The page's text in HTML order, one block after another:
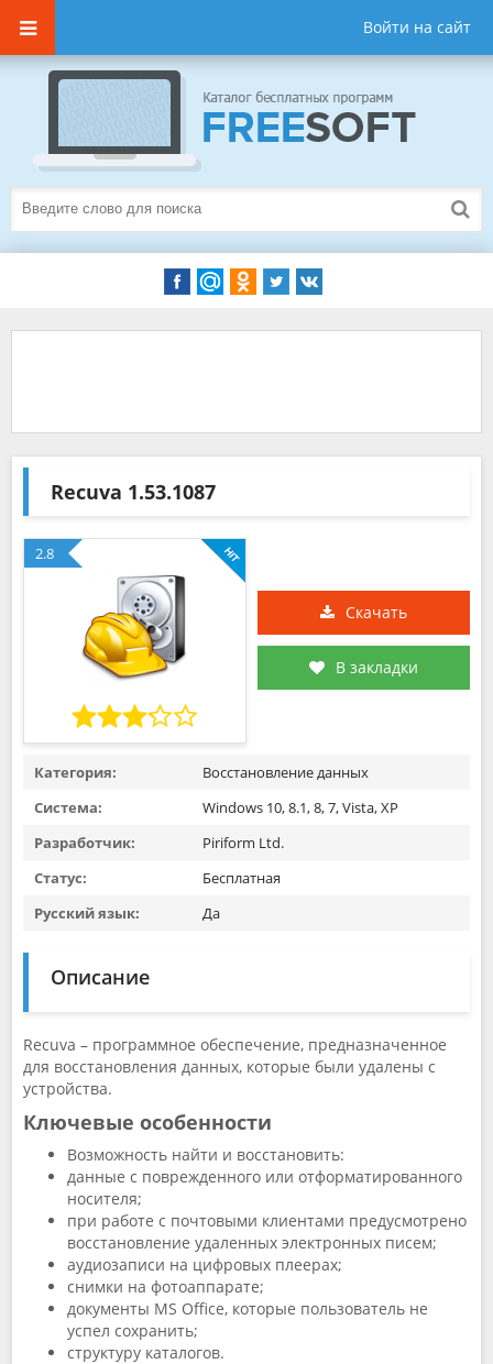
Войти на сайт
Recuva 1.53.1087
2.8
Скачать
В закладки
Категория:
Восстановление данных
Система:
Windows 10, 8.1, 8, 7, Vista, XP
Разработчик:
Piriform Ltd.
Статус:
Бесплатная
Русский язык:
Да
Описание
Recuva – программное обеспечение, предназначенное
для восстановления данных, которые были удалены с
устройства.
Ключевые особенности
Возможность найти и восстановить:
данные с поврежденного или отформатированного
носителя;
при работе с почтовыми клиентами предусмотрено
восстановление удаленных электронных писем;
аудиозаписи на цифровых плеерах;
снимки на фотоаппарате;
документы MS Office, которые пользователь не
успел сохранить;
структуру каталогов.